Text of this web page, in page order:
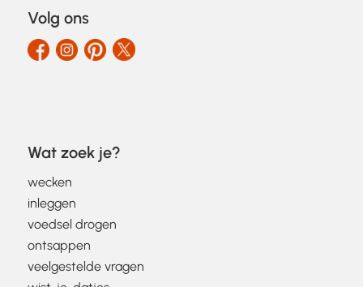
Volg ons
Wat zoek je?
wecken
inleggen
voedsel drogen
ontsappen
veelgestelde vragen